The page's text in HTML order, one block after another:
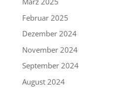
Februar 2025
Dezember 2024
November 2024
September 2024
August 2024